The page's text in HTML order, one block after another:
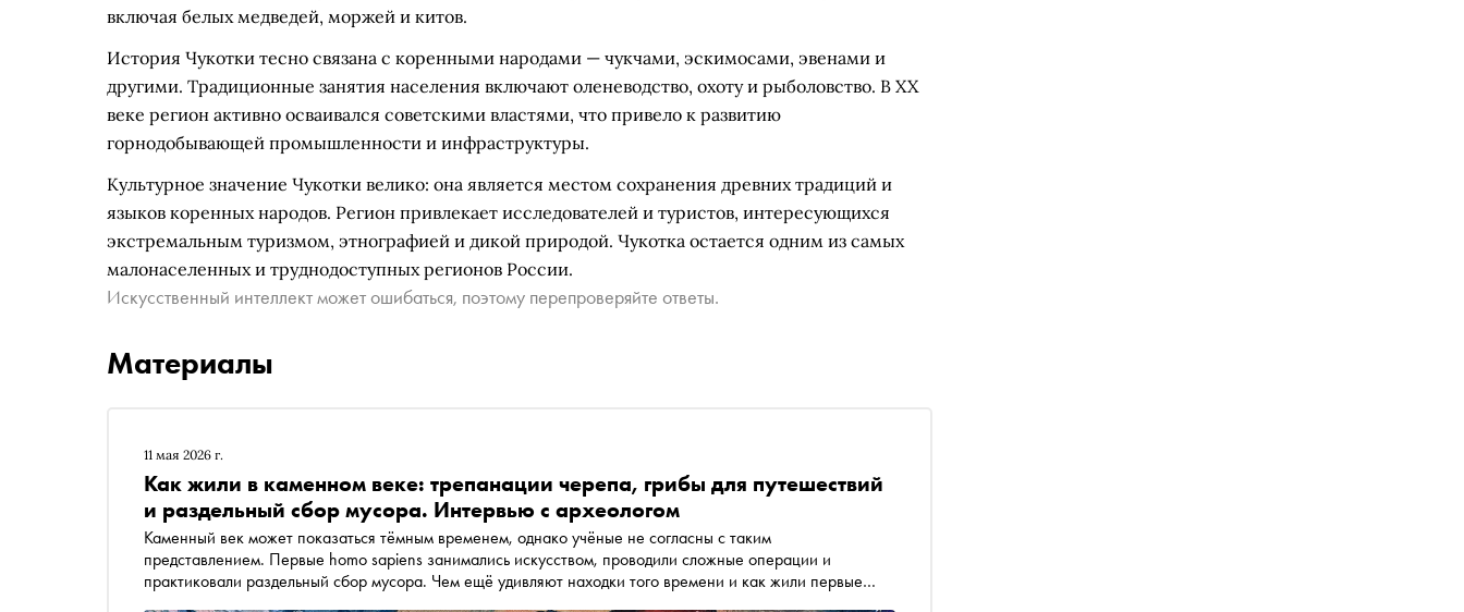
включая белых медведей, моржей и китов.
История Чукотки тесно связана с коренными народами — чукчами, эскимосами, эвенами и
другими. Традиционные занятия населения включают оленеводство, охоту и рыболовство. В XX
веке регион активно осваивался советскими властями, что привело к развитию
горнодобывающей промышленности и инфраструктуры.
Культурное значение Чукотки велико: она является местом сохранения древних традиций и
языков коренных народов. Регион привлекает исследователей и туристов, интересующихся
экстремальным туризмом, этнографией и дикой природой. Чукотка остается одним из самых
малонаселенных и труднодоступных регионов России.
Искусственный интеллект может ошибаться, поэтому перепроверяйте ответы.
Материалы
11 мая 2026 г.
Как жили в каменном веке: трепанации черепа, грибы для путешествий
и раздельный сбор мусора. Интервью с археологом
Каменный век может показаться тёмным временем, однако учёные не согласны с таким
представлением. Первые homo sapiens занимались искусством, проводили сложные операции и
практиковали раздельный сбор мусора. Чем ещё удивляют находки того времени и как жили первые